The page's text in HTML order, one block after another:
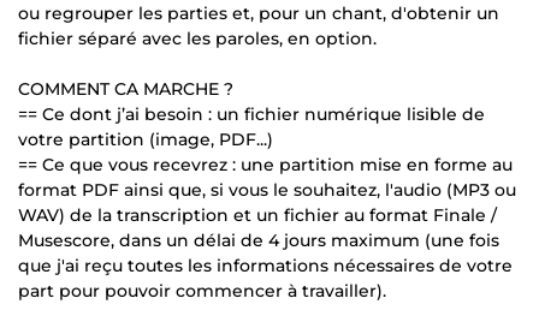
ou regrouper les parties et, pour un chant, d'obtenir un
fichier séparé avec les paroles, en option.
COMMENT CA MARCHE ?
== Ce dont j’ai besoin : un fichier numérique lisible de
votre partition (image, PDF...)
== Ce que vous recevrez : une partition mise en forme au
format PDF ainsi que, si vous le souhaitez, l'audio (MP3 ou
WAV) de la transcription et un fichier au format Finale /
Musescore, dans un délai de 4 jours maximum (une fois
que j'ai reçu toutes les informations nécessaires de votre
part pour pouvoir commencer à travailler).